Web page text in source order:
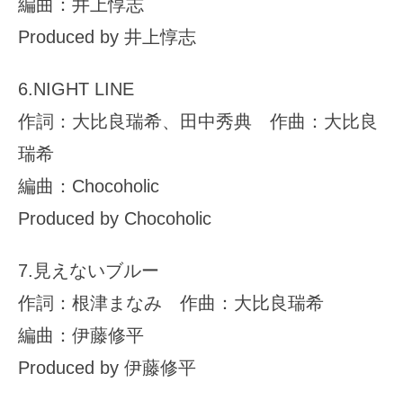
編曲：井上惇志
Produced by 井上惇志
6.NIGHT LINE
作詞：大比良瑞希、田中秀典 作曲：大比良
瑞希
編曲：Chocoholic
Produced by Chocoholic
7.見えないブルー
作詞：根津まなみ 作曲：大比良瑞希
編曲：伊藤修平
Produced by 伊藤修平